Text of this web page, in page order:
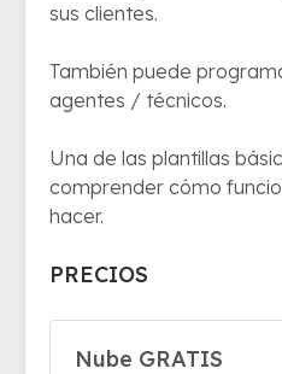
sus clientes.
También puede
agentes / técnicos.
Una de las plantillas
comprender cómo
hacer.
PRECIOS
Nube GRATIS